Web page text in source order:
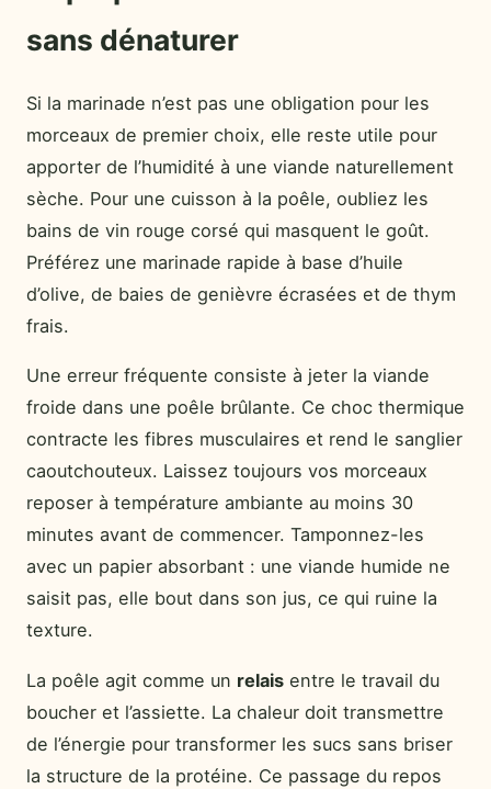
sans dénaturer
Si la marinade n’est pas une obligation pour les
morceaux de premier choix, elle reste utile pour
apporter de l’humidité à une viande naturellement
sèche. Pour une cuisson à la poêle, oubliez les
bains de vin rouge corsé qui masquent le goût.
Préférez une marinade rapide à base d’huile
d’olive, de baies de genièvre écrasées et de thym
frais.
Une erreur fréquente consiste à jeter la viande
froide dans une poêle brûlante. Ce choc thermique
contracte les fibres musculaires et rend le sanglier
caoutchouteux. Laissez toujours vos morceaux
reposer à température ambiante au moins 30
minutes avant de commencer. Tamponnez-les
avec un papier absorbant : une viande humide ne
saisit pas, elle bout dans son jus, ce qui ruine la
texture.
La poêle agit comme un relais entre le travail du
boucher et l’assiette. La chaleur doit transmettre
de l’énergie pour transformer les sucs sans briser
la structure de la protéine. Ce passage du repos